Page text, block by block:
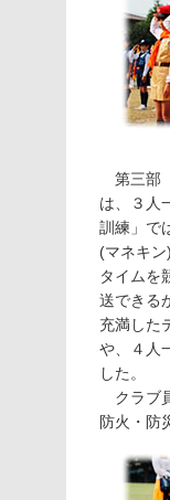
第三部
は、３人
訓練」で
(マネキ
タイムを
送できる
充満した
や、４人
した。
クラブ
防火・防